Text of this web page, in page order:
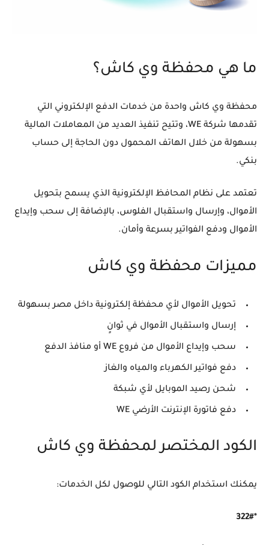
ما هي محفظة وي كاش؟
محفظة وي كاش واحدة من خدمات الدفع الإلكتروني التي
تقدمها شركة WE، وتتيح تنفيذ العديد من المعاملات المالية
بسهولة من خلال الهاتف المحمول دون الحاجة إلى حساب
بنكي.
تعتمد على نظام المحافظ الإلكترونية الذي يسمح بتحويل
الأموال، وإرسال واستقبال الفلوس، بالإضافة إلى سحب وإيداع
الأموال ودفع الفواتير بسرعة وأمان.
مميزات محفظة وي كاش
تحويل الأموال لأي محفظة إلكترونية داخل مصر بسهولة
إرسال واستقبال الأموال في ثوانٍ
سحب وإيداع الأموال من فروع WE أو منافذ الدفع
دفع فواتير الكهرباء والمياه والغاز
شحن رصيد الموبايل لأي شبكة
دفع فاتورة الإنترنت الأرضي WE
الكود المختصر لمحفظة وي كاش
يمكنك استخدام الكود التالي للوصول لكل الخدمات:
*322#